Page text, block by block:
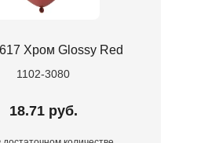
Хром Glossy Red
1102-3080
18.71 руб.